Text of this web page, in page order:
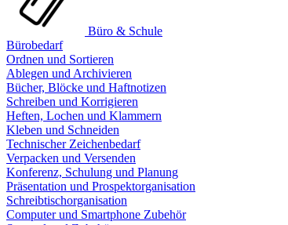
Büro & Schule
Bürobedarf
Ordnen und Sortieren
Ablegen und Archivieren
Bücher, Blöcke und Haftnotizen
Schreiben und Korrigieren
Heften, Lochen und Klammern
Kleben und Schneiden
Technischer Zeichenbedarf
Verpacken und Versenden
Konferenz, Schulung und Planung
Präsentation und Prospektorganisation
Schreibtischorganisation
Computer und Smartphone Zubehör